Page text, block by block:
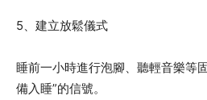
5、建立放鬆儀式
睡前一小時進行泡腳、聽輕音樂等
備入睡”的信號。